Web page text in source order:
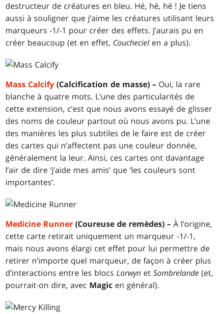
destructeur de créatures en bleu. Hé, hé, hé ! Je tiens
aussi à souligner que j’aime les créatures utilisant leurs
marqueurs -1/-1 pour créer des effets. J’aurais pu en
créer beaucoup (et en effet, Couchecielen a plus).
Mass Calcify (Calcification de masse) – Oui, la rare
blanche à quatre mots. L’une des particularités de
cette extension, c’est que nous avons essayé de glisser
des noms de couleur partout où nous avons pu. L’une
des manières les plus subtiles de le faire est de créer
des cartes qui n’affectent pas une couleur donnée,
généralement la leur. Ainsi, ces cartes ont davantage
l’air de dire ‘j’aide mes amis’ que ‘les couleurs sont
importantes’.
Medicine Runner (Coureuse de remèdes) – À l’origine,
cette carte retirait uniquement un marqueur -1/-1,
mais nous avons élargi cet effet pour lui permettre de
retirer n’importe quel marqueur, de façon à créer plus
d’interactions entre les blocsLorwyn etSombrelande (et,
pourrait-on dire, avec Magic en général).